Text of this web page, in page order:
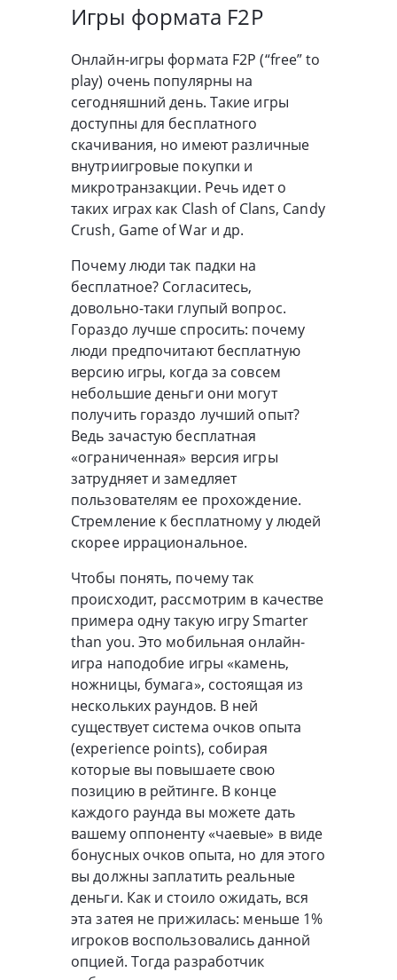
Игры формата F2P
Онлайн-игры формата F2P (“free” to
play) очень популярны на
сегодняшний день. Такие игры
доступны для бесплатного
скачивания, но имеют различные
внутриигровые покупки и
микротранзакции. Речь идет о
таких играх как Clash of Clans, Candy
Crush, Game of War и др.
Почему люди так падки на
бесплатное? Согласитесь,
довольно-таки глупый вопрос.
Гораздо лучше спросить: почему
люди предпочитают бесплатную
версию игры, когда за совсем
небольшие деньги они могут
получить гораздо лучший опыт?
Ведь зачастую бесплатная
«ограниченная» версия игры
затрудняет и замедляет
пользователям ее прохождение.
Стремление к бесплатному у людей
скорее иррациональное.
Чтобы понять, почему так
происходит, рассмотрим в качестве
примера одну такую игру Smarter
than you. Это мобильная онлайн-
игра наподобие игры «камень,
ножницы, бумага», состоящая из
нескольких раундов. В ней
существует система очков опыта
(experience points), собирая
которые вы повышаете свою
позицию в рейтинге. В конце
каждого раунда вы можете дать
вашему оппоненту «чаевые» в виде
бонусных очков опыта, но для этого
вы должны заплатить реальные
деньги. Как и стоило ожидать, вся
эта затея не прижилась: меньше 1%
игроков воспользовались данной
опцией. Тогда разработчик